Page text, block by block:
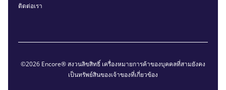
ติดต่อเรา
©2026 Encore® สงวนลิขสิทธิ์ เครื่องหมายการค้าของบุคคลที่สามยังคง
เป็นทรัพย์สินของเจ้าของที่เกี่ยวข้อง